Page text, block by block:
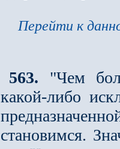
Перейти к
563. "Чем
какой-либо
становимся.